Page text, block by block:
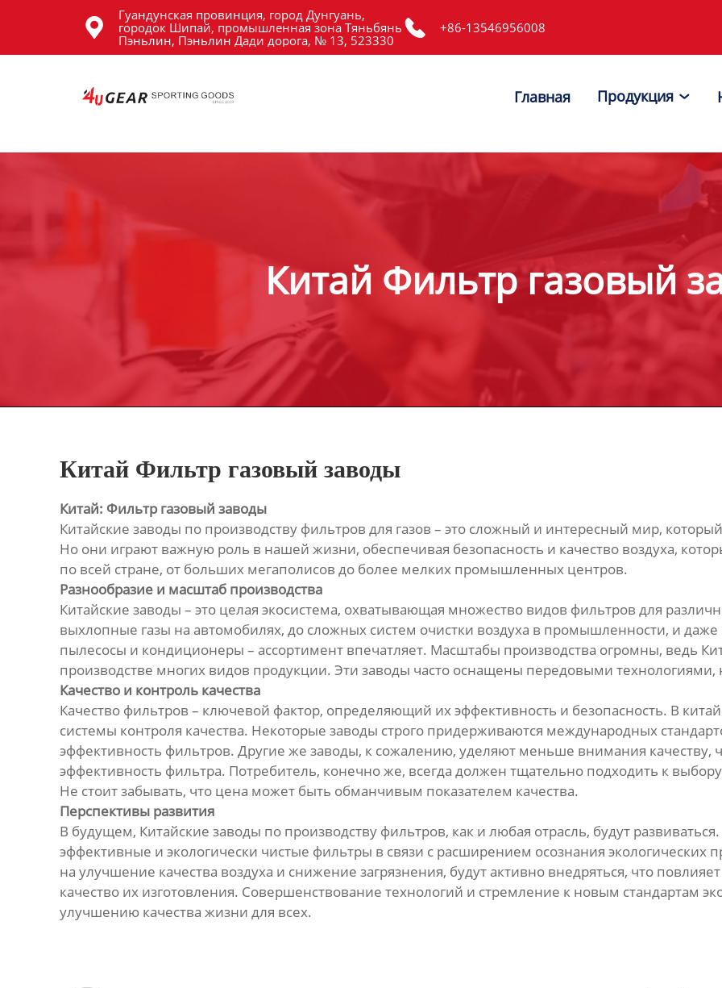

Гуандунская провинция, город Дунгуань,
городок Шипай, промышленная зона Тяньбянь
Пэньлин, Пэньлин Дади дорога, № 13, 523330
 +86-13546956008
Главная Продукция 
Китай Фильтр газовый
Китай Фильтр газовый заводы
Китай: Фильтр газовый заводы
Китайские заводы по производству фильтров для газов – это сложный и интересный мир,
Но они играют важную роль в нашей жизни, обеспечивая безопасность и качество воздуха,
по всей стране, от больших мегаполисов до более мелких промышленных центров.
Разнообразие и масштаб производства
Китайские заводы – это целая экосистема, охватывающая множество видов фильтров для
выхлопные газы на автомобилях, до сложных систем очистки воздуха в промышленности, и даже
пылесосы и кондиционеры – ассортимент впечатляет. Масштабы производства огромны, ведь
производстве многих видов продукции. Эти заводы часто оснащены передовыми технологиями,
Качество и контроль качества
Качество фильтров – ключевой фактор, определяющий их эффективность и безопасность. В
системы контроля качества. Некоторые заводы строго придерживаются международных
эффективность фильтров. Другие же заводы, к сожалению, уделяют меньше внимания качеству,
эффективность фильтра. Потребитель, конечно же, всегда должен тщательно подходить к
Не стоит забывать, что цена может быть обманчивым показателем качества.
Перспективы развития
В будущем, Китайские заводы по производству фильтров, как и любая отрасль, будут
эффективные и экологически чистые фильтры в связи с расширением осознания
на улучшение качества воздуха и снижение загрязнения, будут активно внедряться, что
качество их изготовления. Совершенствование технологий и стремление к новым стандартам
улучшению качества жизни для всех.